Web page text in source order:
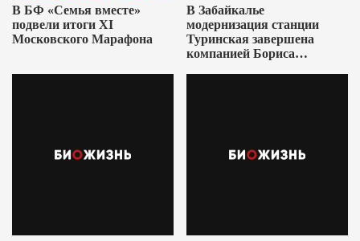
В БФ «Семья вместе»
подвели итоги XI
Московского Марафона
В Забайкалье
модернизация станции
Туринская завершена
компанией Бориса